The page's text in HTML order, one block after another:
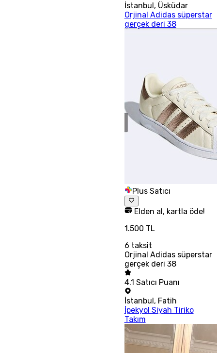
İstanbul, Üsküdar
Orjinal Adidas süperstar
gerçek deri 38
Plus Satıcı
Elden al, kartla öde!
1.500 TL
6 taksit
Orjinal Adidas süperstar
gerçek deri 38
4.1 Satıcı Puanı
İstanbul, Fatih
İpekyol Siyah Tiriko
Takım